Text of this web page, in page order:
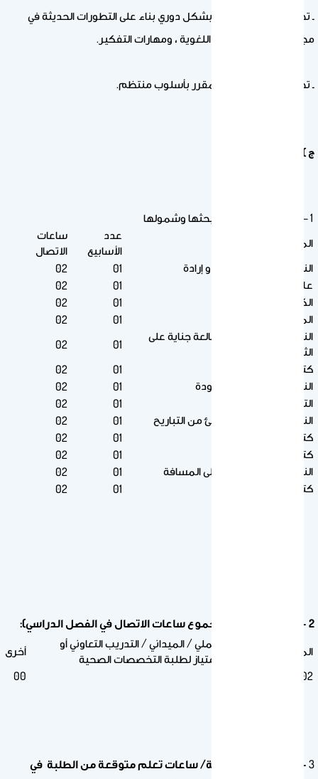
ـ تحديث محتوى المقرر بشكل دوري بناء على التطورات الحديثة في
مجال اكتساب المهارات اللغوية ، ومهارات التفكير.
ـ تحديث مصادر تعلم المقرر بأسلوب منتظم.
ج ) وصف المقرر:
1 – المواضيع المطلوب بحثها وشمولها
الموضوع
عدد
الأسابيع
ساعات
الاتصال
النص الأوّل: الحياة هدف و إرادة
01
02
علامات الترقيم
01
02
الكتابة بالحاسوب
01
02
المعاجم العربية
01
02
النص الثاني: إهمال المطالعة جناية على
الثقافة
01
02
كتابة الفقرة والمقالة
01
02
النص الثالث: كنوز مرصودة
01
02
التلخيص والخلاصة
01
02
النص الرابع : الترويح بشئ من التباريح
01
02
كتابة التقارير
01
02
كتابة السيرة الذاتية
01
02
النص الخامس: حافظ على المسافة
01
02
كتابة الرسالة الإدارية
01
02
2 – مكونات المقرر(مجموع ساعات الاتصال في الفصل الدراسي):
المحاضرة
العملي / الميداني / التدريب التعاوني أو
الامتياز لطلبة التخصصات الصحية
أخرى
02
00
3 – دراسة إضافية خاصة/ ساعات تعلم متوقعة من الطلبة في